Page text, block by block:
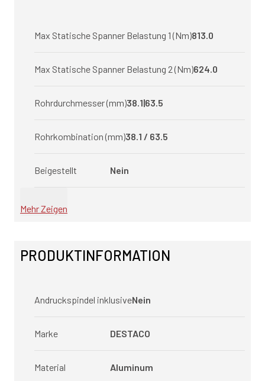
Max Statische Spanner Belastung 1 (Nm)813.0
Max Statische Spanner Belastung 2 (Nm)624.0
Rohrdurchmesser (mm)38.1|63.5
Rohrkombination (mm)38.1 / 63.5
Beigestellt Nein
Mehr Zeigen
PRODUKTINFORMATION
Andruckspindel inklusiveNein
Marke DESTACO
Material Aluminum